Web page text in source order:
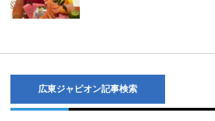
広東ジャピオン記事検索